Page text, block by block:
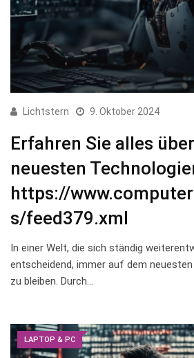
Lichtstern 9. Oktober 2024
Erfahren Sie alles
neuesten
https://
s/feed379.xml
In einer Welt, die sich ständig
⁢entscheidend, immer auf dem
zu bleiben. Durch…
LAPTOP & PC